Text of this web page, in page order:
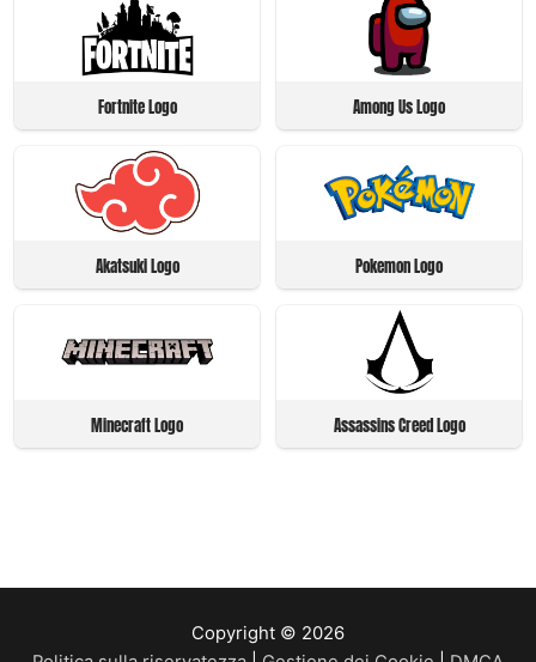
Fortnite Logo Among Us Logo
Akatsuki Logo Pokemon Logo
Minecraft Logo Assassins Creed Logo
Copyright © 2026